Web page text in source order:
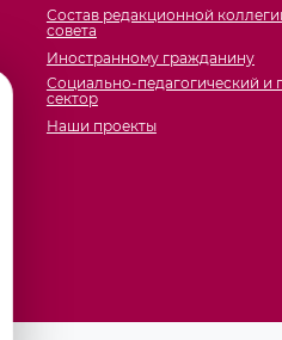
Состав редакционной
совета
Иностранному гражданину
Социально-педагогический и
сектор
Наши проекты